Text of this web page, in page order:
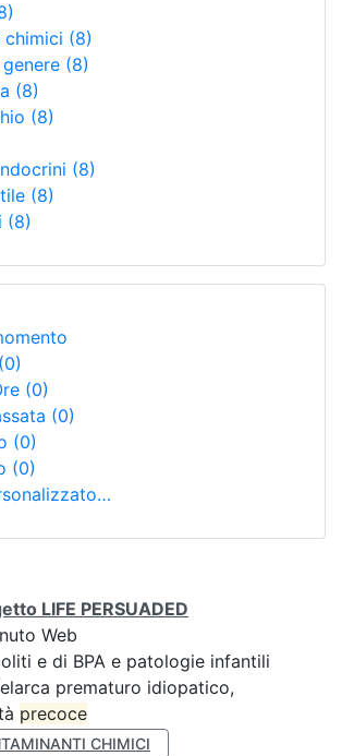
chimici (8)
(8)
(8)
(8)
(8)
(8)
(8)
(0)
(0)
(0)
(0)
(0)
LIFE PERSUADED
Web
e di BPA e patologie infantili
prematuro idiopatico,
precoce
CHIMICI